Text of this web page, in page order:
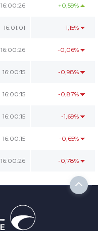
16:00:26 +0,59%
16:01:01 -1,15%
16:00:26 -0,06%
16:00:15 -0,98%
16:00:15 -0,87%
16:00:15 -1,69%
16:00:15 -0,65%
16:00:26 -0,78%